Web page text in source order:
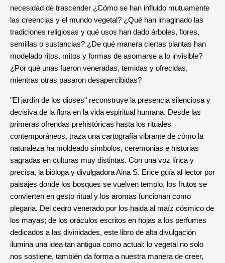
necesidad de trascender ¿Cómo se han influido mutuamente
las creencias y el mundo vegetal? ¿Qué han imaginado las
tradiciones religiosas y qué usos han dado árboles, flores,
semillas o sustancias? ¿De qué manera ciertas plantas han
modelado ritos, mitos y formas de asomarse a lo invisible?
¿Por qué unas fueron veneradas, temidas y ofrecidas,
mientras otras pasaron desapercibidas?
"El jardín de los dioses" reconstruye la presencia silenciosa y
decisiva de la flora en la vida espiritual humana. Desde las
primeras ofrendas prehistóricas hasta los rituales
contemporáneos, traza una cartografía vibrante de cómo la
naturaleza ha moldeado símbolos, ceremonias e historias
sagradas en culturas muy distintas. Con una voz lírica y
precisa, la bióloga y divulgadora Aina S. Erice guía al lector por
paisajes donde los bosques se vuelven templo, los frutos se
convierten en gesto ritual y los aromas funcionan como
plegaria. Del cedro venerado por los haida al maíz cósmico de
los mayas; de los oráculos escritos en hojas a los perfumes
dedicados a las divinidades, este libro de alta divulgación
ilumina una idea tan antigua como actual: lo vegetal no solo
nos sostiene, también da forma a nuestra manera de creer,